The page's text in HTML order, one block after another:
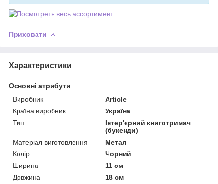
Приховати
Характеристики
Основні атрибути
Виробник
Article
Країна виробник
Україна
Тип
Інтер'єрний книготримач
(букенди)
Матеріал виготовлення
Метал
Колір
Чорний
Ширина
11 см
Довжина
18 см